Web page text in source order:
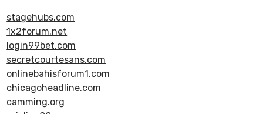
stagehubs.com
1x2forum.net
login99bet.com
secretcourtesans.com
onlinebahisforum1.com
chicagoheadline.com
camming.org